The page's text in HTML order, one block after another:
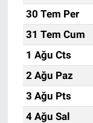
30 Tem Per
31 Tem Cum
1 Ağu Cts
2 Ağu Paz
3 Ağu Pts
4 Ağu Sal